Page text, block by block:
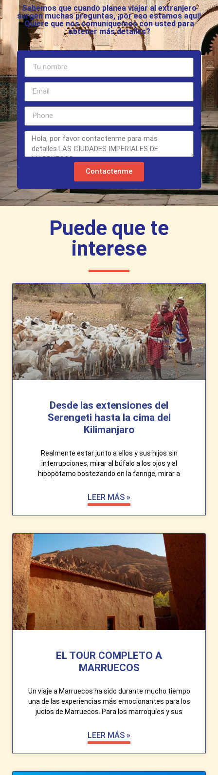
Sabemos que cuando planea viajar al extranjero
surgen muchas preguntas, ¡por eso estamos aquí!
Quiere que nos comuniquemos con usted para
obtener más detalles?
Contactenme
Puede que te
interese
Desde las extensiones del
Serengeti hasta la cima del
Kilimanjaro
Realmente estar junto a ellos y sus hijos sin
interrupciones, mirar al búfalo a los ojos y al
hipopótamo bostezando en la faringe, mirar a
LEER MÁS »
EL TOUR COMPLETO A
MARRUECOS
Un viaje a Marruecos ha sido durante mucho tiempo
una de las experiencias más emocionantes para los
judíos de Marruecos. Para los marroquíes y sus
LEER MÁS »